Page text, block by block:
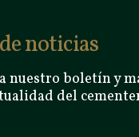
noticias
nuestro boletín y
del